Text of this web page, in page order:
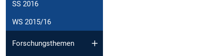
SS 2016
WS 2015/16
Forschungsthemen